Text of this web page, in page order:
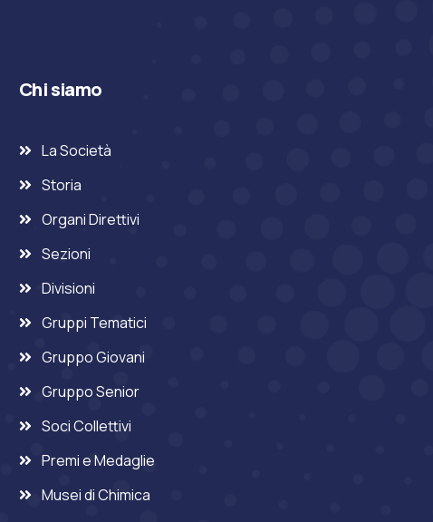
Chi siamo
La Società
Storia
Organi Direttivi
Sezioni
Divisioni
Gruppi Tematici
Gruppo Giovani
Gruppo Senior
Soci Collettivi
Premi e Medaglie
Musei di Chimica